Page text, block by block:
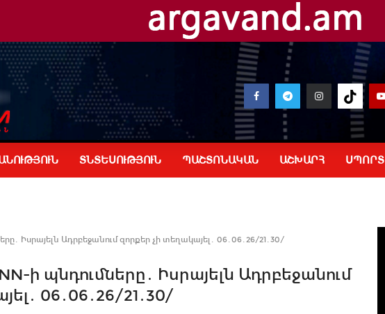
ՏՆՏԵՍՈՒԹՅՈՒՆ ՊԱՇՏՈՆԱԿԱՆ ԱՇԽԱՐՀ ՍՊՈՐՏ
Իսրայելն Ադրբեջանում զորքեր չի տեղակայել․ 06․06․26/21․30/
ի պնդումները․ Իսրայելն Ադրբեջանում
06․06․26/21․30/